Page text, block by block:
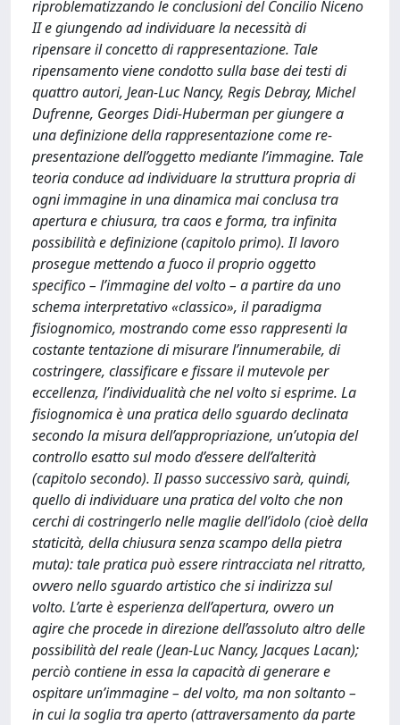
riproblematizzando le conclusioni del Concilio Niceno
II e giungendo ad individuare la necessità di
ripensare il concetto di rappresentazione. Tale
ripensamento viene condotto sulla base dei testi di
quattro autori, Jean-Luc Nancy, Regis Debray, Michel
Dufrenne, Georges Didi-Huberman per giungere a
una definizione della rappresentazione come re-
presentazione dell’oggetto mediante l’immagine. Tale
teoria conduce ad individuare la struttura propria di
ogni immagine in una dinamica mai conclusa tra
apertura e chiusura, tra caos e forma, tra infinita
possibilità e definizione (capitolo primo). Il lavoro
prosegue mettendo a fuoco il proprio oggetto
specifico – l’immagine del volto – a partire da uno
schema interpretativo «classico», il paradigma
fisiognomico, mostrando come esso rappresenti la
costante tentazione di misurare l’innumerabile, di
costringere, classificare e fissare il mutevole per
eccellenza, l’individualità che nel volto si esprime. La
fisiognomica è una pratica dello sguardo declinata
secondo la misura dell’appropriazione, un’utopia del
controllo esatto sul modo d’essere dell’alterità
(capitolo secondo). Il passo successivo sarà, quindi,
quello di individuare una pratica del volto che non
cerchi di costringerlo nelle maglie dell’idolo (cioè della
staticità, della chiusura senza scampo della pietra
muta): tale pratica può essere rintracciata nel ritratto,
ovvero nello sguardo artistico che si indirizza sul
volto. L’arte è esperienza dell’apertura, ovvero un
agire che procede in direzione dell’assoluto altro delle
possibilità del reale (Jean-Luc Nancy, Jacques Lacan);
perciò contiene in essa la capacità di generare e
ospitare un’immagine – del volto, ma non soltanto –
in cui la soglia tra aperto (attraversamento da parte